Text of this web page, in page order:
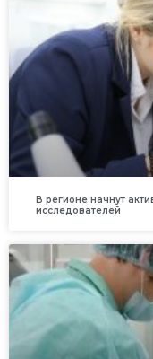
В регионе начнут
исследователей